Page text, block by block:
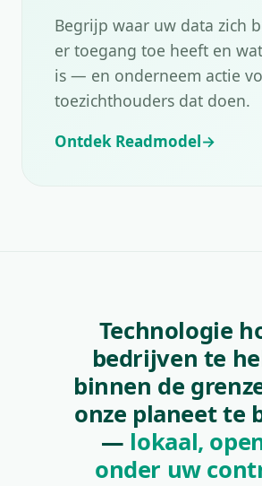
Begrijp waar uw data zich
er toegang toe heeft en
is — en onderneem actie
toezichthouders dat doen.
Ontdek Readmodel
Technologie
bedrijven te
binnen de
onze planeet te
— lokaal,
onder uw